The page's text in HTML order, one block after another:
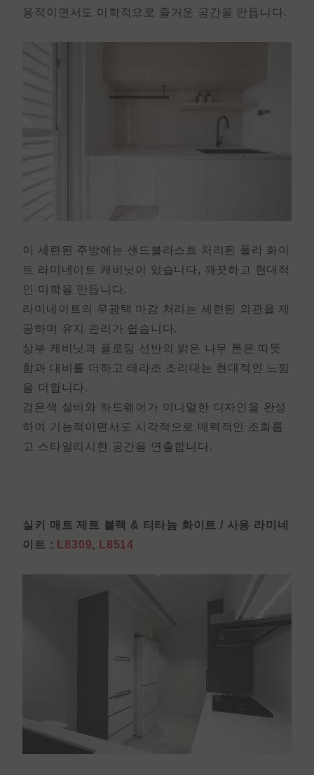
용적이면서도 미학적으로 즐거운 공간을 만듭니다.
이 세련된 주방에는 샌드블라스트 처리된 폴라 화이
트 라미네이트 캐비닛이 있습니다, 깨끗하고 현대적
인 미학을 만듭니다.
라미네이트의 무광택 마감 처리는 세련된 외관을 제
공하며 유지 관리가 쉽습니다.
상부 캐비닛과 플로팅 선반의 밝은 나무 톤은 따뜻
함과 대비를 더하고 테라조 조리대는 현대적인 느낌
을 더합니다.
검은색 설비와 하드웨어가 미니멀한 디자인을 완성
하여 기능적이면서도 시각적으로 매력적인 조화롭
고 스타일리시한 공간을 연출합니다.
실키 매트 제트 블랙 & 티타늄 화이트 / 사용 라미네
이트 : L8309, L8514